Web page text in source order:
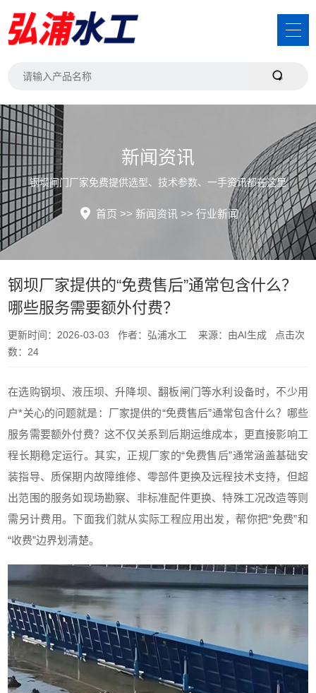
新闻资讯
钢坝闸门厂家免费提供选型、技术参数、一手资讯都在这里
首页 >> 新闻资讯 >> 行业新闻
钢坝厂家提供的“免费售后”通常包含什么？
哪些服务需要额外付费？
更新时间：2026-03-03 作者：弘浦水工 来源：由AI生成 点击次
数：24
在选购钢坝、液压坝、升降坝、翻板闸门等水利设备时，不少用
户*关心的问题就是：厂家提供的“免费售后”通常包含什么？哪些
服务需要额外付费？这不仅关系到后期运维成本，更直接影响工
程长期稳定运行。其实，正规厂家的“免费售后”通常涵盖基础安
装指导、质保期内故障维修、零部件更换及远程技术支持，但超
出范围的服务如现场勘察、非标准配件更换、特殊工况改造等则
需另计费用。下面我们就从实际工程应用出发，帮你把“免费”和
“收费”边界划清楚。